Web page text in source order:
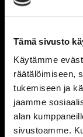
Tämä sivusto
Käytämme
räätälöimiseen,
tukemiseen ja
jaamme
alan
sivustoamme.
jokainen